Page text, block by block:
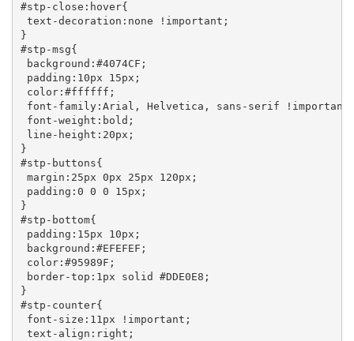
#stp-close:hover{
text-decoration:none !important;
}
#stp-msg{
background:#4074CF;
padding:10px 15px;
color:#ffffff;
font-family:Arial, Helvetica, sans-serif
font-weight:bold;
line-height:20px;
}
#stp-buttons{
margin:25px 0px 25px 120px;
padding:0 0 0 15px;
}
#stp-bottom{
padding:15px 10px;
background:#EFEFEF;
color:#95989F;
border-top:1px solid #DDE0E8;
}
#stp-counter{
font-size:11px !important;
text-align:right;